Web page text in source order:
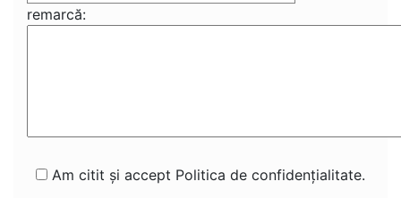
remarcă:
Am citit și accept Politica de confidențialitate.